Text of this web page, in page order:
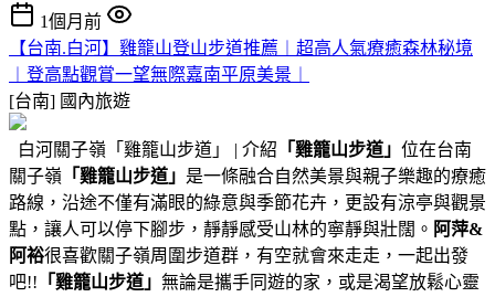
1個月前
【台南.白河】雞籠山登山步道推薦︱超高人氣療癒森林秘境
︱登高點觀賞一望無際嘉南平原美景︱
[台南] 國內旅遊
白河關子嶺「雞籠山步道」 | 介紹 「雞籠山步道」 位在台南
關子嶺 「雞籠山步道」 是一條融合自然美景與親子樂趣的療癒
路線，沿途不僅有滿眼的綠意與季節花卉，更設有涼亭與觀景
點，讓人可以停下腳步，靜靜感受山林的寧靜與壯闊。 阿萍&
阿裕很喜歡關子嶺周圍步道群，有空就會來走走，一起出發
吧!! 「雞籠山步道」 無論是攜手同遊的家，或是渴望放鬆心靈